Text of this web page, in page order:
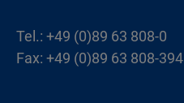
Tel.: +49 (0)89 63 808-0
Fax: +49 (0)89 63 808-394